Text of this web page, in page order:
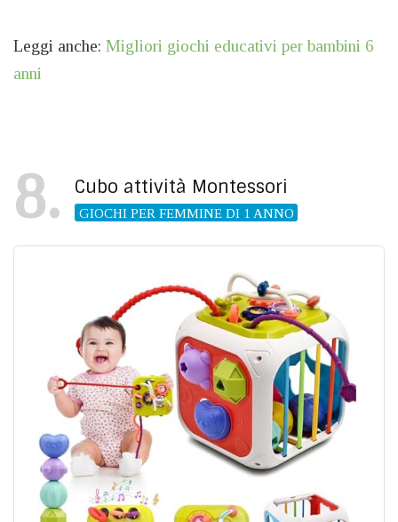
Leggi anche: Migliori giochi educativi per bambini 6
anni
8 Cubo attività Montessori
GIOCHI PER FEMMINE DI 1 ANNO